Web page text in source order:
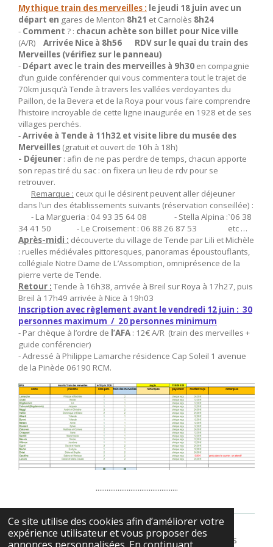
Ce site utilise des cookies afin d’améliorer votre
expérience utilisateur et vous proposer des
Mythique train des merveilles : le jeudi 18 juin avec un
départ en gares de Menton 8h21 et Carnolès 8h24
- Comment ? : chacun achète son billet pour Nice ville
(A/R) Arrivée Nice à 8h56 RDV sur le quai du train des
Merveilles (vérifiez sur le panneau)
- Départ avec le train des merveilles à 9h30 en compagnie
d’un guide conférencier qui vous commentera tout le trajet de
70km jusqu’à Tende à travers les vallées verdoyantes du
Paillon, de la Bevera et de la Roya pour vous faire comprendre
l’histoire incroyable de cette ligne inaugurée en 1928 et de ses
villages perchés.
-Arrivée à Tende à 11h32 et visite libre du musée des
Merveilles (gratuit et ouvert de 10h à 18h)
- Déjeuner : afin de ne pas perdre de temps, chacun apporte
son repas tiré du sac : on fixera un lieu de rdv pour se
retrouver.
Remarque : ceux qui le désirent peuvent aller déjeuner
dans l’un des établissements suivants (réservation conseillée) :
- La Margueria : 04 93 35 64 08 - Stella Alpina :ˋ06 38
34 41 50 - Le Croisement : 06 88 26 87 53 etc …
Après-midi : découverte du village de Tende par Lili et Michèle
: ruelles médiévales pittoresques, panoramas époustouflants,
collégiale Notre Dame de L’Assomption, omniprésence de la
pierre verte de Tende.
Retour : Tende à 16h38, arrivée à Breil sur Roya à 17h27, puis
Breil à 17h49 arrivée à Nice à 19h03
Inscription avec règlement avant le vendredi 12 juin : 30
personnes maximum / 20 personnes minimum
- Par chèque à l’ordre de l’AFA : 12€ A/R (train des merveilles +
guide conférencier)
- Adressé à Philippe Lamarche résidence Cap Soleil 1 avenue
de la Pinède 06190 RCM.
.............................................
© 2022 - 2026 AFA Amitiés-Franco-Anglophones